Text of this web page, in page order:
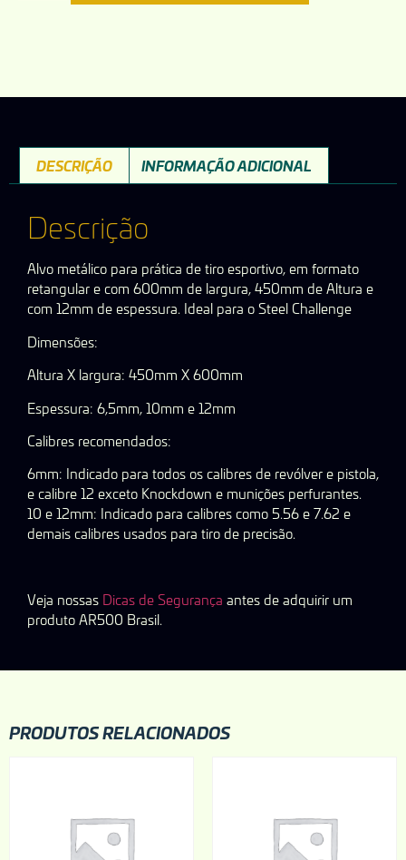
DESCRIÇÃO INFORMAÇÃO ADICIONAL
Descrição
Alvo metálico para prática de tiro esportivo, em formato
retangular e com 600mm de largura, 450mm de Altura e
com 12mm de espessura. Ideal para o Steel Challenge
Dimensões:
Altura X largura: 450mm X 600mm
Espessura: 6,5mm, 10mm e 12mm
Calibres recomendados:
6mm: Indicado para todos os calibres de revólver e pistola,
e calibre 12 exceto Knockdown e munições perfurantes.
10 e 12mm: Indicado para calibres como 5.56 e 7.62 e
demais calibres usados para tiro de precisão.
Veja nossas Dicas de Segurança antes de adquirir um
produto AR500 Brasil.
PRODUTOS RELACIONADOS